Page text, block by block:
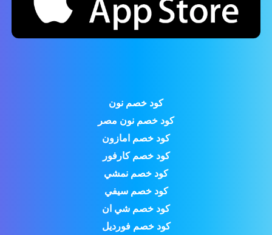
كود خصم نون
كود خصم نون مصر
كود خصم امازون
كود خصم كارفور
كود خصم نمشي
كود خصم سيفي
كود خصم شي ان
كود خصم فورديل